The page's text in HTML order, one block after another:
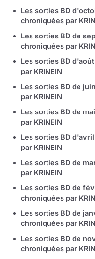
Les sorties BD
chroniquées par
Les sorties BD de
chroniquées par
Les sorties BD
par KRINEIN
Les sorties BD de
par KRINEIN
Les sorties BD de
par KRINEIN
Les sorties BD
par KRINEIN
Les sorties BD de
par KRINEIN
Les sorties BD de
chroniquées par
Les sorties BD de
chroniquées par
Les sorties BD de
chroniquées par